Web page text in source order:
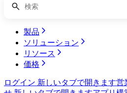
製品
ソリューション
リソース
価格
ログイン 新しいタブで開きます営